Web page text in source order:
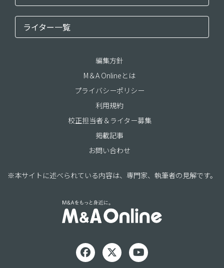
ライター一覧
編集方針
M＆A Onlineとは
プライバシーポリシー
利用規約
校正担当者＆ライター募集
掲載記事
お問い合わせ
※本サイトに述べられている内容は、専門家、執筆者の見解です。